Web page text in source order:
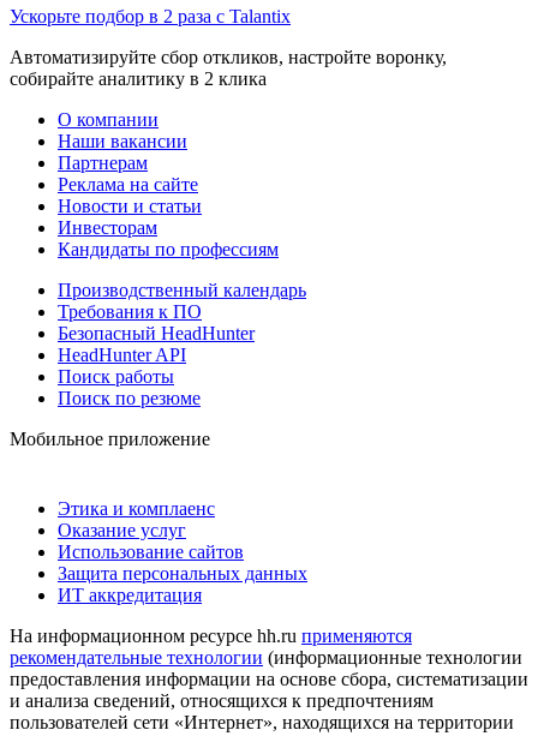
Ускорьте подбор в 2 раза с Talantix
Автоматизируйте сбор откликов, настройте воронку,
собирайте аналитику в 2 клика
О компании
Наши вакансии
Партнерам
Реклама на сайте
Новости и статьи
Инвесторам
Кандидаты по профессиям
Производственный календарь
Требования к ПО
Безопасный HeadHunter
HeadHunter API
Поиск работы
Поиск по резюме
Мобильное приложение
Этика и комплаенс
Оказание услуг
Использование сайтов
Защита персональных данных
ИТ аккредитация
На информационном ресурсе hh.ru применяются
рекомендательные технологии (информационные технологии
предоставления информации на основе сбора, систематизации
и анализа сведений, относящихся к предпочтениям
пользователей сети «Интернет», находящихся на территории